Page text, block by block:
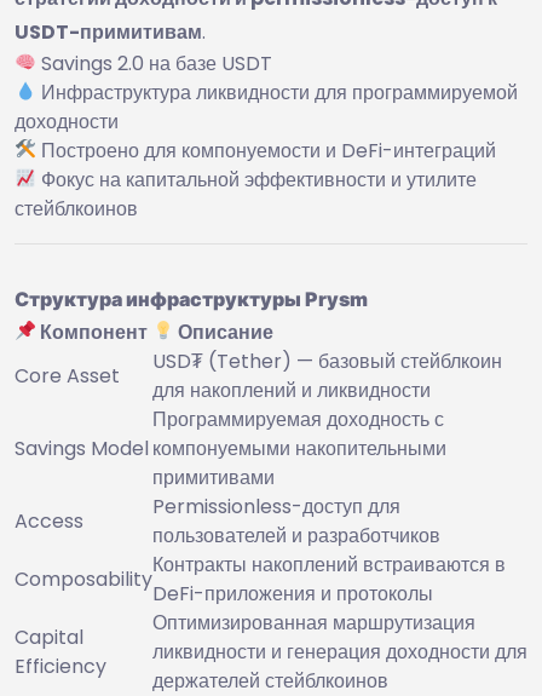
USDT-примитивам.
Savings 2.0 на базе USDT
Инфраструктура ликвидности для программируемой
доходности
Построено для компонуемости и DeFi-интеграций
Фокус на капитальной эффективности и утилите
стейблкоинов
Структура инфраструктуры Prysm
Компонент
Описание
Core Asset
USD₮ (Tether) — базовый стейблкоин
для накоплений и ликвидности
Savings Model
Программируемая доходность с
компонуемыми накопительными
примитивами
Access
Permissionless-доступ для
пользователей и разработчиков
Composability
Контракты накоплений встраиваются в
DeFi-приложения и протоколы
Capital
Efficiency
Оптимизированная маршрутизация
ликвидности и генерация доходности для
держателей стейблкоинов